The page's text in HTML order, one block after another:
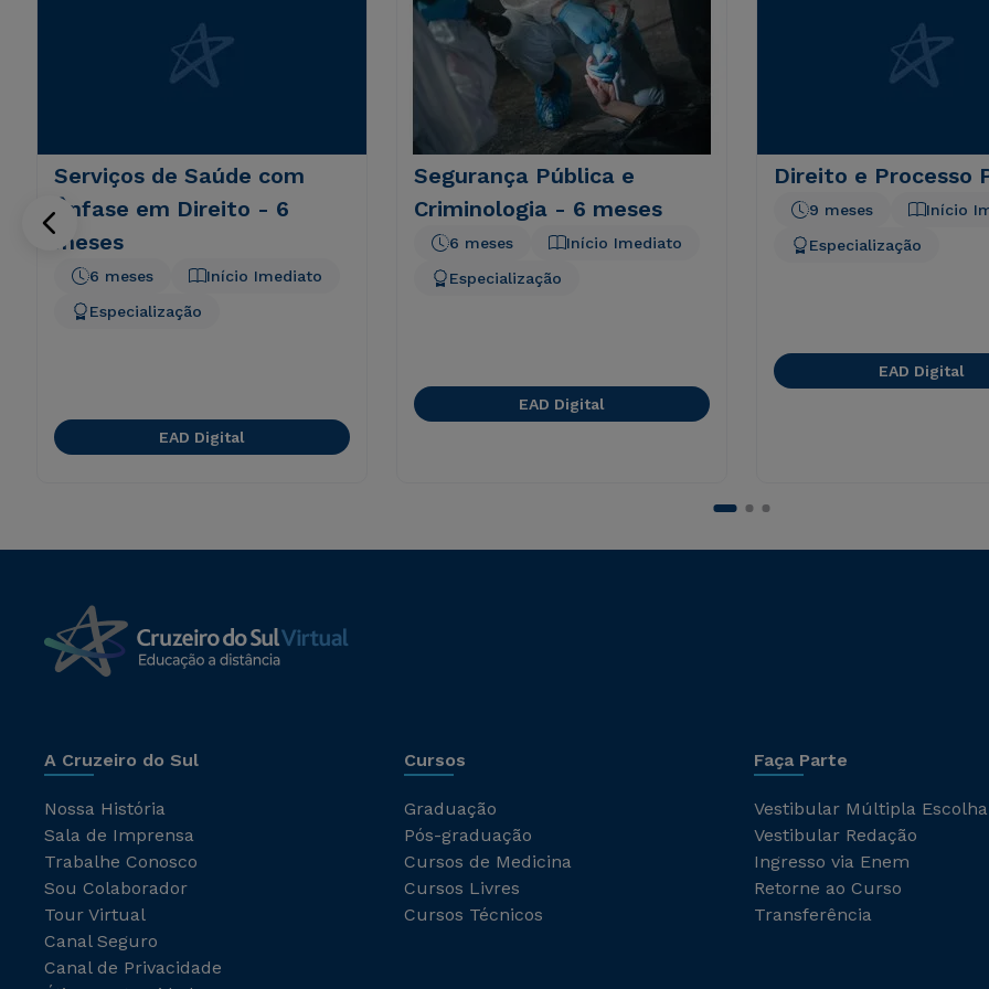
Serviços de Saúde com
Ênfase em Direito - 6
meses
Início Imediato
6 meses
Especialização
EAD Digital
Segurança Pública e
Criminologia - 6 meses
Início Imediato
6 meses
Especialização
EAD Digital
Direito e Processo
Início
9 meses
Especialização
EAD Digital
A Cruzeiro do Sul
Nossa História
Sala de Imprensa
Trabalhe Conosco
Sou Colaborador
Tour Virtual
Canal Seguro
Canal de Privacidade
Cursos
Graduação
Pós-graduação
Cursos de Medicina
Cursos Livres
Cursos Técnicos
Faça Parte
Vestibular Múltipla Escolha
Vestibular Redação
Ingresso via Enem
Retorne ao Curso
Transferência